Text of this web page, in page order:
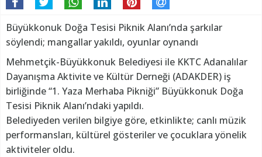
Büyükkonuk Doğa Tesisi Piknik Alanı’nda şarkılar
söylendi; mangallar yakıldı, oyunlar oynandı
Mehmetçik-Büyükkonuk Belediyesi ile KKTC Adanalılar
Dayanışma Aktivite ve Kültür Derneği (ADAKDER) iş
birliğinde “1. Yaza Merhaba Pikniği” Büyükkonuk Doğa
Tesisi Piknik Alanı’ndaki yapıldı.
Belediyeden verilen bilgiye göre, etkinlikte; canlı müzik
performansları, kültürel gösteriler ve çocuklara yönelik
aktiviteler oldu.